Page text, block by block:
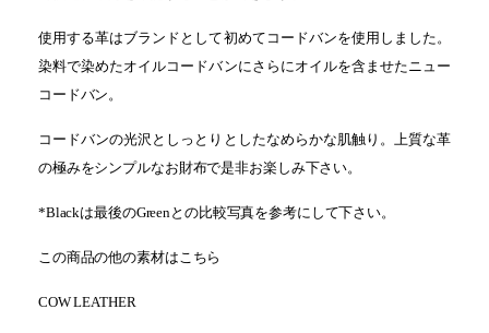
使用する革はブランドとして初めてコードバンを使用しました。
染料で染めたオイルコードバンにさらにオイルを含ませたニュー
コードバン。
コードバンの光沢としっとりとしたなめらかな肌触り。上質な革
の極みをシンプルなお財布で是非お楽しみ下さい。
*Blackは最後のGreenとの比較写真を参考にして下さい。
この商品の他の素材はこちら
COW LEATHER